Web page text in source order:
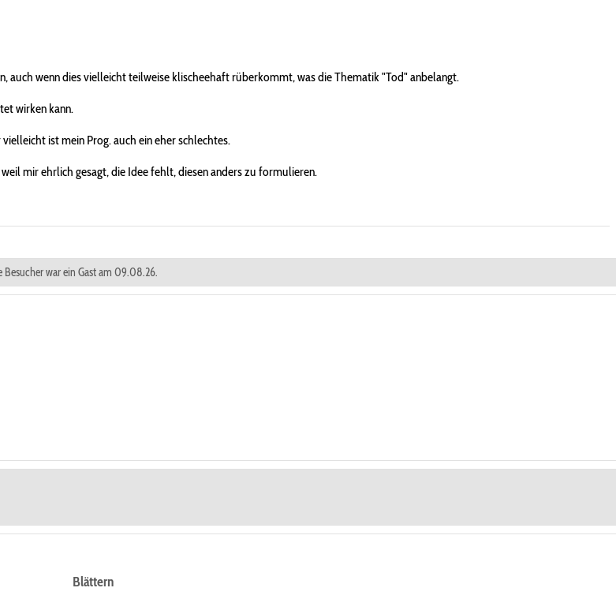
auch wenn dies vielleicht teilweise klischeehaft rüberkommt, was die Thematik "Tod" anbelangt.
wirken kann.
ist mein Prog. auch ein eher schlechtes.
mir ehrlich gesagt, die Idee fehlt, diesen anders zu formulieren.
Besucher war ein Gast am 09.08.26.
Blättern